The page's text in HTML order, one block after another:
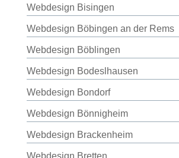
Webdesign Bisingen
Webdesign Böbingen an der Rems
Webdesign Böblingen
Webdesign Bodeslhausen
Webdesign Bondorf
Webdesign Bönnigheim
Webdesign Brackenheim
Webdesign Bretten